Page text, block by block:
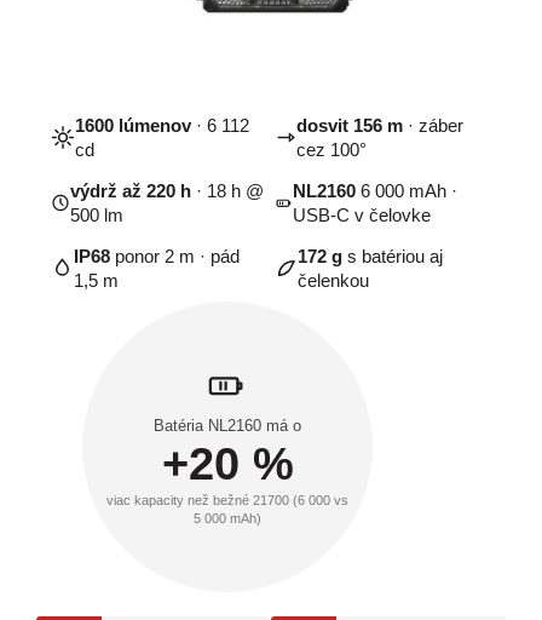
1600 lúmenov· 6 112
cd
dosvit 156 m· záber
cez 100°
výdrž až 220 h · 18 h @
500 lm
NL21606 000 mAh ·
USB-C v čelovke
IP68ponor 2 m · pád
1,5 m
172 g s batériou aj
čelenkou
Batéria NL2160 má o
+20 %
viac kapacity než bežné 21700 (6 000 vs
5 000 mAh)